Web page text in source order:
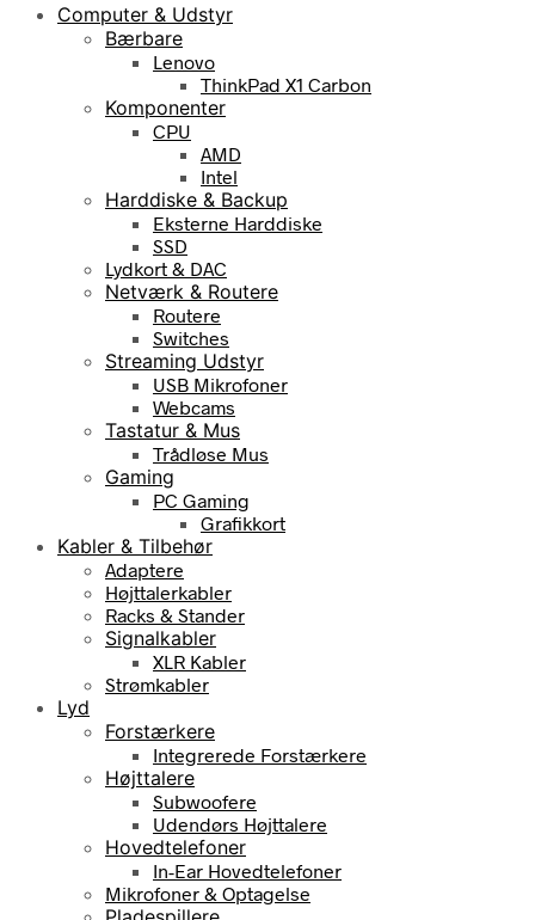
Computer & Udstyr
Bærbare
Lenovo
ThinkPad X1 Carbon
Komponenter
CPU
AMD
Intel
Harddiske & Backup
Eksterne Harddiske
SSD
Lydkort & DAC
Netværk & Routere
Routere
Switches
Streaming Udstyr
USB Mikrofoner
Webcams
Tastatur & Mus
Trådløse Mus
Gaming
PC Gaming
Grafikkort
Kabler & Tilbehør
Adaptere
Højttalerkabler
Racks & Stander
Signalkabler
XLR Kabler
Strømkabler
Lyd
Forstærkere
Integrerede Forstærkere
Højttalere
Subwoofere
Udendørs Højttalere
Hovedtelefoner
In-Ear Hovedtelefoner
Mikrofoner & Optagelse